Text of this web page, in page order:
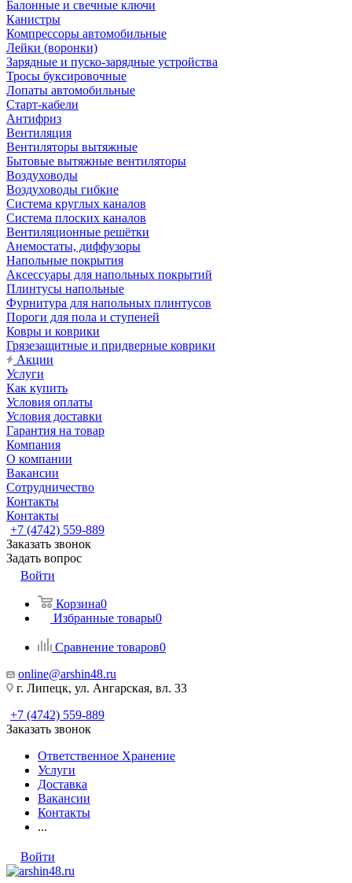
Балонные и свечные ключи
Канистры
Компрессоры автомобильные
Лейки (воронки)
Зарядные и пуско-зарядные устройства
Тросы буксировочные
Лопаты автомобильные
Старт-кабели
Антифриз
Вентиляция
Вентиляторы вытяжные
Бытовые вытяжные вентиляторы
Воздуховоды
Воздуховоды гибкие
Система круглых каналов
Система плоских каналов
Вентиляционные решётки
Анемостаты, диффузоры
Напольные покрытия
Аксессуары для напольных покрытий
Плинтусы напольные
Фурнитура для напольных плинтусов
Пороги для пола и ступеней
Ковры и коврики
Грязезащитные и придверные коврики
Акции
Услуги
Как купить
Условия оплаты
Условия доставки
Гарантия на товар
Компания
О компании
Вакансии
Сотрудничество
Контакты
Контакты
+7 (4742) 559-889
Заказать звонок
Задать вопрос
Войти
Корзина0
Избранные товары0
Сравнение товаров0
online@arshin48.ru
г. Липецк, ул. Ангарская, вл. 33
+7 (4742) 559-889
Заказать звонок
Ответственное Хранение
Услуги
Доставка
Вакансии
Контакты
...
Войти